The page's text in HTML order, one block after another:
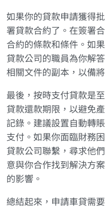
如果你的貸款申請獲得
署貸款合約了。在簽署
合約的條款和條件。如
貸款公司的職員為你解
相關文件的副本，以備
最後，按時支付貸款是
貸款還款期限，以避免
記錄。建議設置自動轉
支付。如果你面臨財務
貸款公司聯繫，尋求他
意與你合作找到解決方
的影響。
總結起來，申請車貸需